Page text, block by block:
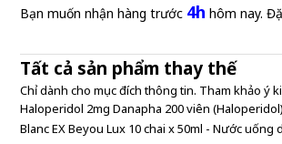
Bạn muốn nhận hàng trước 4h hôm nay.
Tất cả sản phẩm thay thế
Chỉ dành cho mục đích thông tin. Tham khảo ý
Haloperidol 2mg Danapha 200 viên (Haloperidol)
Blanc EX Beyou Lux 10 chai x 50ml - Nước uống